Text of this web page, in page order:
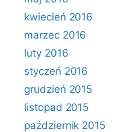
kwiecień 2016
marzec 2016
luty 2016
styczeń 2016
grudzień 2015
listopad 2015
październik 2015